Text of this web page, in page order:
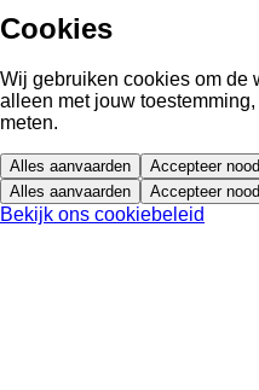
Cookies
Wij gebruiken cookies om de
alleen met jouw
meten.
Alles aanvaarden Accepteer
Alles aanvaarden
Accepteer
Bekijk ons cookiebeleid